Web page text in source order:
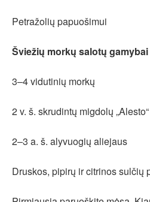
Petražolių papuošimui
Šviežių morkų salotų
3–4 vidutinių morkų
2 v. š. skrudintų migdolų „Alesto“
2–3 a. š. alyvuogių aliejaus
Druskos, pipirų ir citrinos sulčių